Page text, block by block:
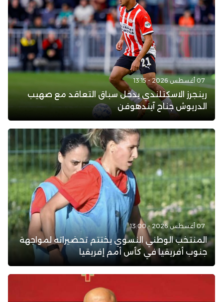
07 أغسطس 2026 - 13:15
رينجرز الاسكتلندي يدخل سباق التعاقد مع صهيب
الدريوش جناح آيندهوفن
07 أغسطس 2026 - 13:00
المنتخب الوطني النسوي يختتم تحضيراته لمواجهة
جنوب أفريقيا في كأس أمم إفريقيا